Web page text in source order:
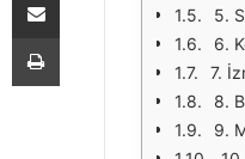
5.
6.
7.
8.
9.